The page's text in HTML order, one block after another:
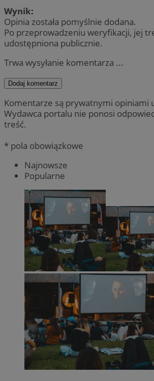
Wynik:
Opinia została pomyślnie dodana.
Po przeprowadzeniu weryfikacji, jej
udostępniona publicznie.
Trwa wysyłanie komentarza ...
Dodaj komentarz
Komentarze są prywatnymi opiniami
Wydawca portalu nie ponosi
treść.
* pola obowiązkowe
Najnowsze
Popularne